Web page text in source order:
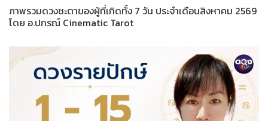
ภาพรวมดวงชะตาของผู้ที่เกิดทั้ง 7 วัน ประจำเดือนสิงหาคม 2569
โดย อ.ปกรณ์ Cinematic Tarot